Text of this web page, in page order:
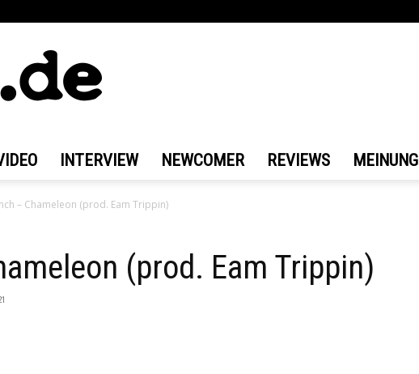
INTERVIEW NEWCOMER REVIEWS MEINUNG
– Chameleon (prod. Eam Trippin)
(prod. Eam Trippin)